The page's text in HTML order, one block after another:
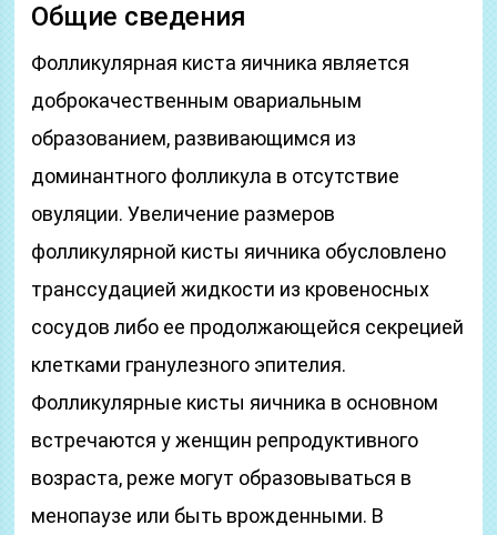
Общие сведения
Фолликулярная киста яичника является
доброкачественным овариальным
образованием, развивающимся из
доминантного фолликула в отсутствие
овуляции. Увеличение размеров
фолликулярной кисты яичника обусловлено
транссудацией жидкости из кровеносных
сосудов либо ее продолжающейся секрецией
клетками гранулезного эпителия.
Фолликулярные кисты яичника в основном
встречаются у женщин репродуктивного
возраста, реже могут образовываться в
менопаузе или быть врожденными. В